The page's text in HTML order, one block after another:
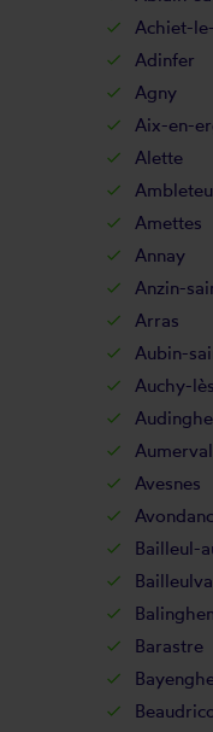
Achiet-
Adinfer
Agny
Aix-en-
Alette
Amettes
Annay
Anzin-
Arras
Aubin-
Auchy-
Aumerval
Avesnes
Bailleul-
Barastre